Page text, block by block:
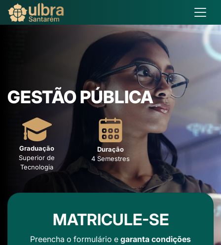
GESTÃO PÚBLICA
Graduação
Superior de
Tecnologia
Duração
4 Semestres
MATRICULE-SE
Preencha o formulário e garanta condições